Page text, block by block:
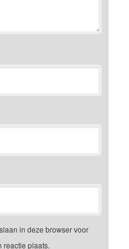
in deze browser voor
reactie plaats.